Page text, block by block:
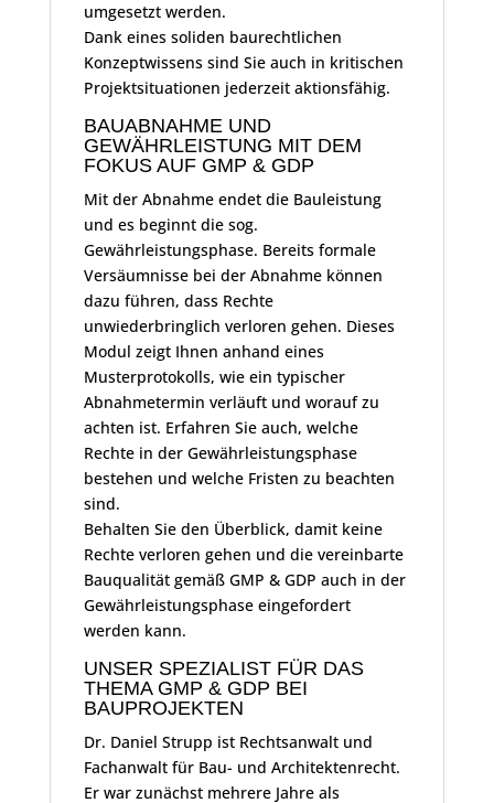
umgesetzt werden.
Dank eines soliden baurechtlichen
Konzeptwissens sind Sie auch in kritischen
Projektsituationen jederzeit aktionsfähig.
BAUABNAHME UND
GEWÄHRLEISTUNG MIT DEM
FOKUS AUF GMP & GDP
Mit der Abnahme endet die Bauleistung
und es beginnt die sog.
Gewährleistungsphase. Bereits formale
Versäumnisse bei der Abnahme können
dazu führen, dass Rechte
unwiederbringlich verloren gehen. Dieses
Modul zeigt Ihnen anhand eines
Musterprotokolls, wie ein typischer
Abnahmetermin verläuft und worauf zu
achten ist. Erfahren Sie auch, welche
Rechte in der Gewährleistungsphase
bestehen und welche Fristen zu beachten
sind.
Behalten Sie den Überblick, damit keine
Rechte verloren gehen und die vereinbarte
Bauqualität gemäß GMP & GDP auch in der
Gewährleistungsphase eingefordert
werden kann.
UNSER SPEZIALIST FÜR DAS
THEMA GMP & GDP BEI
BAUPROJEKTEN
Dr. Daniel Strupp ist Rechtsanwalt und
Fachanwalt für Bau- und Architektenrecht.
Er war zunächst mehrere Jahre als